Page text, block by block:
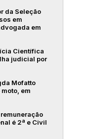
da Seleção
em
em
Científica
judicial por
Mofatto
em
é 2ª e Civil